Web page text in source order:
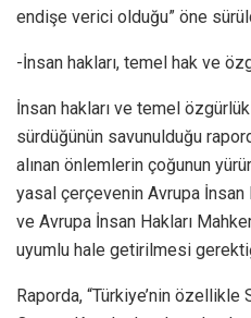
endişe verici olduğu” öne
-İnsan hakları, temel hak ve
İnsan hakları ve temel
sürdüğünün savunulduğu
alınan önlemlerin çoğunun
yasal çerçevenin Avrupa
ve Avrupa İnsan Hakları
uyumlu hale getirilmesi
Raporda, “Türkiye’nin